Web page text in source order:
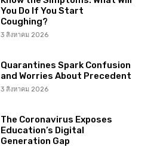
You Do If You Start
Coughing?
3 สิงหาคม 2026
Quarantines Spark Confusion
and Worries About Precedent
3 สิงหาคม 2026
The Coronavirus Exposes
Education’s Digital
Generation Gap